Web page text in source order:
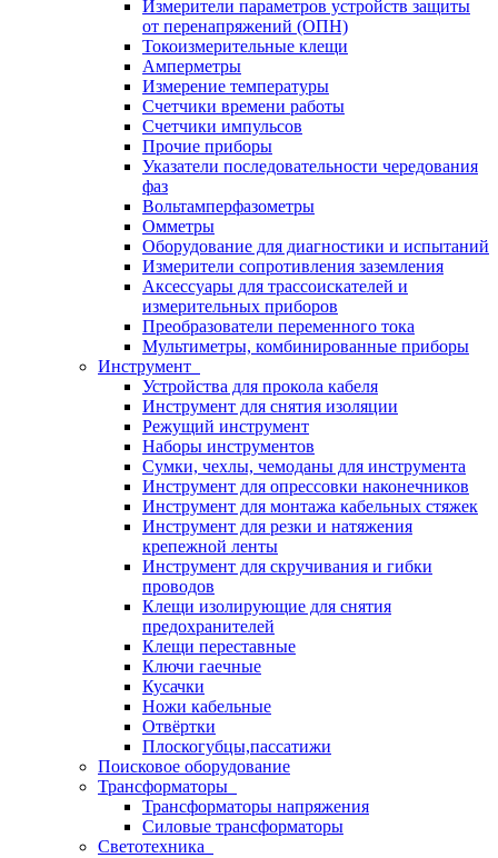
Измерители параметров устройств защиты
от перенапряжений (ОПН)
Токоизмерительные клещи
Амперметры
Измерение температуры
Счетчики времени работы
Счетчики импульсов
Прочие приборы
Указатели последовательности чередования
фаз
Вольтамперфазометры
Омметры
Оборудование для диагностики и испытаний
Измерители сопротивления заземления
Аксессуары для трассоискателей и
измерительных приборов
Преобразователи переменного тока
Мультиметры, комбинированные приборы
Инструмент
Устройства для прокола кабеля
Инструмент для снятия изоляции
Режущий инструмент
Наборы инструментов
Сумки, чехлы, чемоданы для инструмента
Инструмент для опрессовки наконечников
Инструмент для монтажа кабельных стяжек
Инструмент для резки и натяжения
крепежной ленты
Инструмент для скручивания и гибки
проводов
Клещи изолирующие для снятия
предохранителей
Клещи переставные
Ключи гаечные
Кусачки
Ножи кабельные
Отвёртки
Плоскогубцы,пассатижи
Поисковое оборудование
Трансформаторы
Трансформаторы напряжения
Силовые трансформаторы
Светотехника